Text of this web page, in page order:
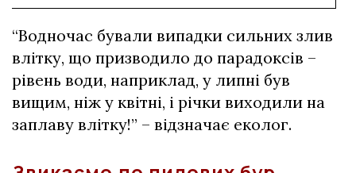
“Водночас бували випадки сильних злив
влітку, що призводило до парадоксів –
рівень води, наприклад, у липні був
вищим, ніж у квітні, і річки виходили на
заплаву влітку!” – відзначає еколог.